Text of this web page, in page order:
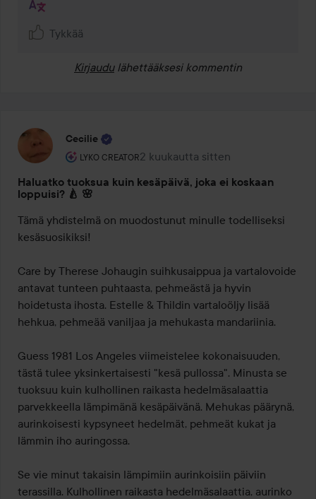
Tykkää
Kirjaudu lähettääksesi kommentin
Cecilie
LYKO CREATOR
Käyttäjän rooli: Lyko Creator.
2 kuukautta sitten
Viesti luotiin 2 kuukautta sitten
Haluatko tuoksua kuin kesäpäivä, joka ei koskaan
loppuisi? 🍐 🌸
Tämä yhdistelmä on muodostunut minulle todelliseksi
kesäsuosikiksi!
Care by Therese Johaugin suihkusaippua ja vartalovoide
antavat tunteen puhtaasta, pehmeästä ja hyvin
hoidetusta ihosta. Estelle & Thildin vartaloöljy lisää
hehkua, pehmeää vaniljaa ja mehukasta mandariinia.
Guess 1981 Los Angeles viimeistelee kokonaisuuden,
tästä tulee yksinkertaisesti "kesä pullossa". Minusta se
tuoksuu kuin kulhollinen raikasta hedelmäsalaattia
parvekkeella lämpimänä kesäpäivänä. Mehukas päärynä,
aurinkoisesti kypsyneet hedelmät, pehmeät kukat ja
lämmin iho auringossa.
Se vie minut takaisin lämpimiin aurinkoisiin päiviin
terassilla. Kulhollinen raikasta hedelmäsalaattia, aurinko